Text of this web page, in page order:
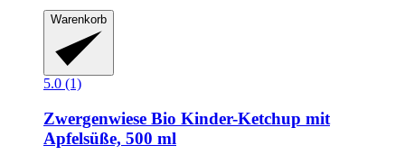
Warenkorb
5.0 (1)
Zwergenwiese Bio Kinder-​Ketchup mit
Apfelsüße, 500 ml